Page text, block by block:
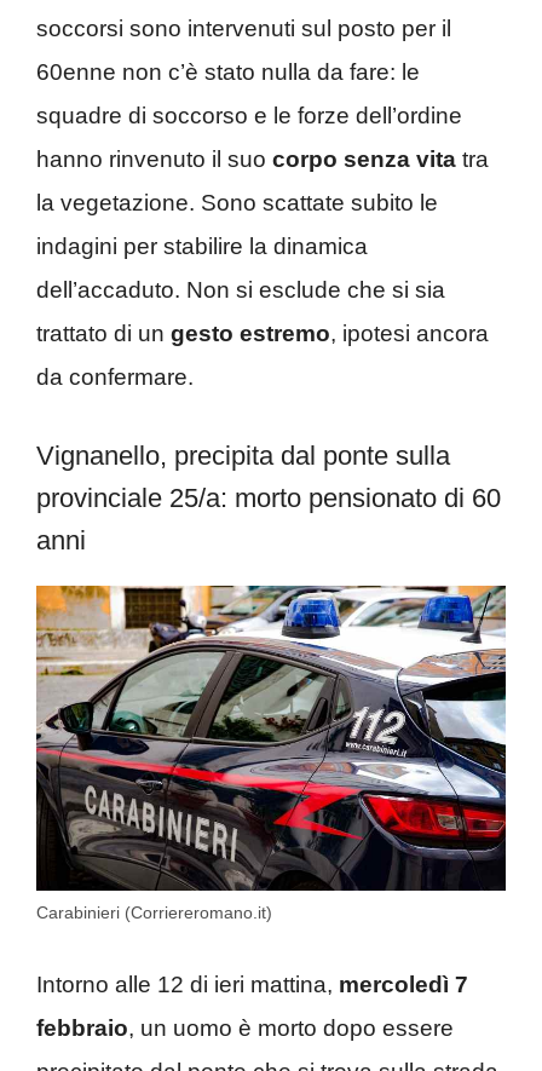
soccorsi sono intervenuti sul posto per il
60enne non c’è stato nulla da fare: le
squadre di soccorso e le forze dell’ordine
hanno rinvenuto il suo corpo senza vita tra
la vegetazione. Sono scattate subito le
indagini per stabilire la dinamica
dell’accaduto. Non si esclude che si sia
trattato di un gesto estremo, ipotesi ancora
da confermare.
Vignanello, precipita dal ponte sulla
provinciale 25/a: morto pensionato di 60
anni
Carabinieri (Corriereromano.it)
Intorno alle 12 di ieri mattina, mercoledì 7
febbraio, un uomo è morto dopo essere